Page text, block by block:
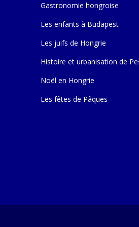
Gastronomie hongroise
Les enfants à Budapest
Les juifs de Hongrie
Histoire et urbanisation de
Noël en Hongrie
Les fêtes de Pâques